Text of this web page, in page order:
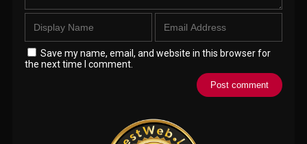
Save my name, email, and website in this browser for
the next time I comment.